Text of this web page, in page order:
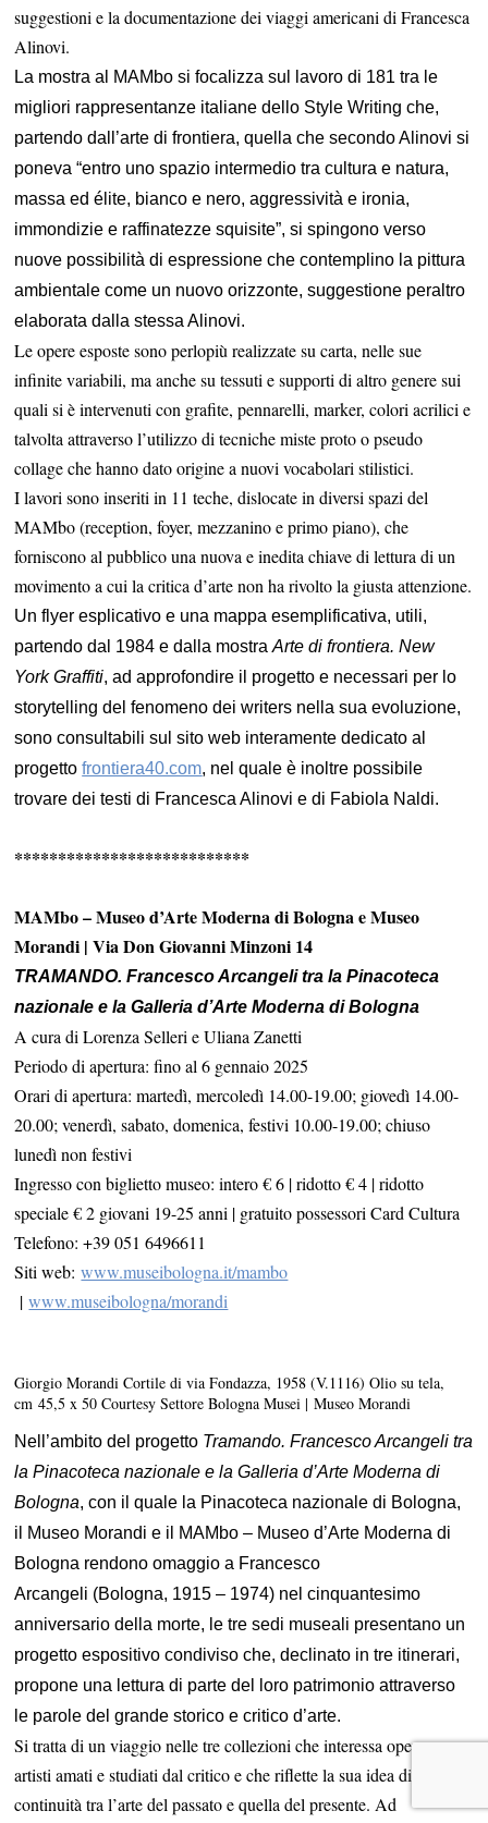
suggestioni e la documentazione dei viaggi americani di Francesca
Alinovi.
La mostra al MAMbo si focalizza sul lavoro di 181 tra le
migliori rappresentanze italiane dello Style Writing che,
partendo dall’arte di frontiera, quella che secondo Alinovi si
poneva “entro uno spazio intermedio tra cultura e natura,
massa ed élite, bianco e nero, aggressività e ironia,
immondizie e raffinatezze squisite”, si spingono verso
nuove possibilità di espressione che contemplino la pittura
ambientale come un nuovo orizzonte, suggestione peraltro
elaborata dalla stessa Alinovi.
Le opere esposte sono perlopiù realizzate su carta, nelle sue
infinite variabili, ma anche su tessuti e supporti di altro genere sui
quali si è intervenuti con grafite, pennarelli, marker, colori acrilici e
talvolta attraverso l’utilizzo di tecniche miste proto o pseudo
collage che hanno dato origine a nuovi vocabolari stilistici.
I lavori sono inseriti in 11 teche, dislocate in diversi spazi del
MAMbo (reception, foyer, mezzanino e primo piano), che
forniscono al pubblico una nuova e inedita chiave di lettura di un
movimento a cui la critica d’arte non ha rivolto la giusta attenzione.
Un flyer esplicativo e una mappa esemplificativa, utili,
partendo dal 1984 e dalla mostraArte di frontiera. New
York Graffiti, ad approfondire il progetto e necessari per lo
storytelling del fenomeno dei writers nella sua evoluzione,
sono consultabili sul sito web interamente dedicato al
progettofrontiera40.com, nel quale è inoltre possibile
trovare dei testi di Francesca Alinovi e di Fabiola Naldi.
***************************
MAMbo – Museo d’Arte Moderna di Bologna e Museo
Morandi | Via Don Giovanni Minzoni 14
TRAMANDO.Francesco Arcangeli tra la Pinacoteca
nazionale e la Galleria d’Arte Moderna di Bologna
A cura di Lorenza Selleri e Uliana Zanetti
Periodo di apertura: fino al 6 gennaio 2025
Orari di apertura: martedì, mercoledì 14.00-19.00; giovedì 14.00-
20.00; venerdì, sabato, domenica, festivi 10.00-19.00; chiuso
lunedì non festivi
Ingresso con biglietto museo: intero € 6 | ridotto € 4 | ridotto
speciale € 2 giovani 19-25 anni | gratuito possessori Card Cultura
Telefono: +39 051 6496611
Siti web:www.museibologna.it/mambo
|www.museibologna/morandi
Giorgio Morandi Cortile di via Fondazza, 1958 (V.1116) Olio su tela,
cm 45,5 x 50 Courtesy Settore Bologna Musei | Museo Morandi
Nell’ambito del progetto Tramando. Francesco Arcangeli tra
la Pinacoteca nazionale e la Galleria d’Arte Moderna di
Bologna, con il quale la Pinacoteca nazionale di Bologna,
il Museo Morandie il MAMbo – Museo d’Arte Moderna di
Bologna rendono omaggio a Francesco
Arcangeli (Bologna, 1915 – 1974) nel cinquantesimo
anniversario della morte, le tre sedi museali presentano un
progetto espositivo condiviso che, declinato in tre itinerari,
propone una lettura di parte del loro patrimonio attraverso
le parole del grande storico e critico d’arte.
Si tratta di un viaggio nelle tre collezioni che interessa opere e
artisti amati e studiati dal critico e che riflette la sua idea di
continuità tra l’arte del passato e quella del presente. Ad